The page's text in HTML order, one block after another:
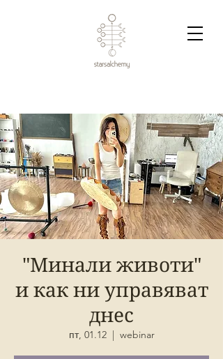
"Минали животи"
и как ни управяват
днес
пт, 01.12
  |
webinar